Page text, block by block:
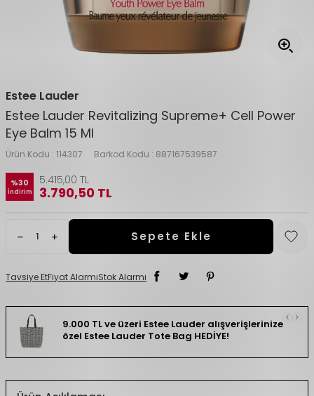
Estee Lauder
Estee Lauder Revitalizing Supreme+ Cell Power
Eye Balm 15 Ml
Ürün Kodu : 114307 Barkod Kodu : 887167539587
%30
İndirim
5.415,00 TL
3.790,50 TL
Sepete Ekle
Tavsiye EtFiyat AlarmıStok Alarmı
9.000 TL ve üzeri Estee Lauder alışverişlerinize
özel Estee Lauder Tote Bag HEDİYE!